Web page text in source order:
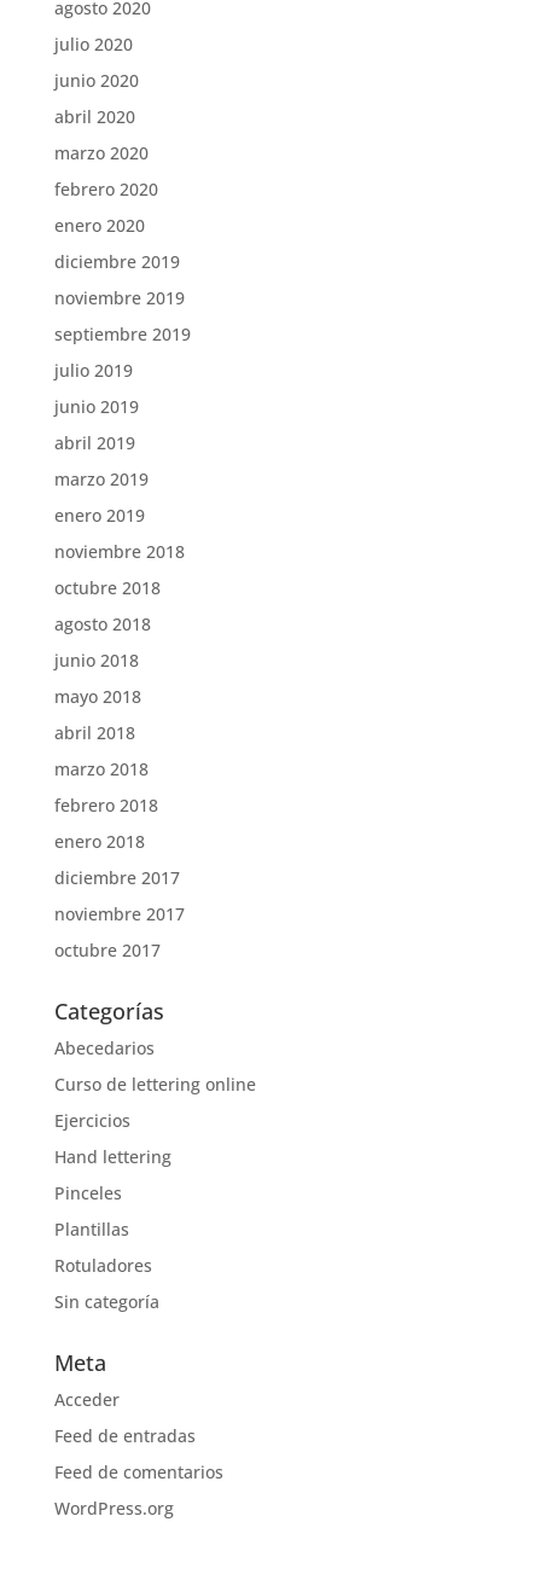
agosto 2020
julio 2020
junio 2020
abril 2020
marzo 2020
febrero 2020
enero 2020
diciembre 2019
noviembre 2019
septiembre 2019
julio 2019
junio 2019
abril 2019
marzo 2019
enero 2019
noviembre 2018
octubre 2018
agosto 2018
junio 2018
mayo 2018
abril 2018
marzo 2018
febrero 2018
enero 2018
diciembre 2017
noviembre 2017
octubre 2017
Categorías
Abecedarios
Curso de lettering online
Ejercicios
Hand lettering
Pinceles
Plantillas
Rotuladores
Sin categoría
Meta
Acceder
Feed de entradas
Feed de comentarios
WordPress.org